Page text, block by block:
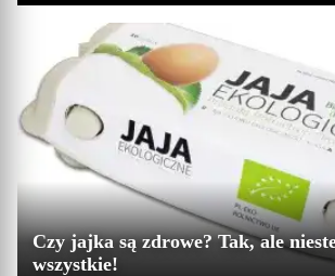
Czy jajka są zdrowe? Tak, ale
wszystkie!